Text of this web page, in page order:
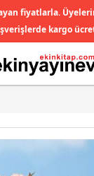
fiyatlarla.
kargo